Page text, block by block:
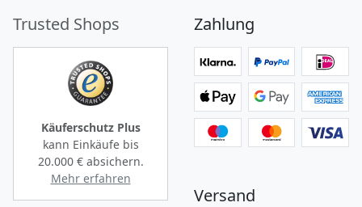
Trusted Shops
Käuferschutz Plus
kann Einkäufe bis
20.000 €absichern.
Mehr erfahren
Zahlung
Versand